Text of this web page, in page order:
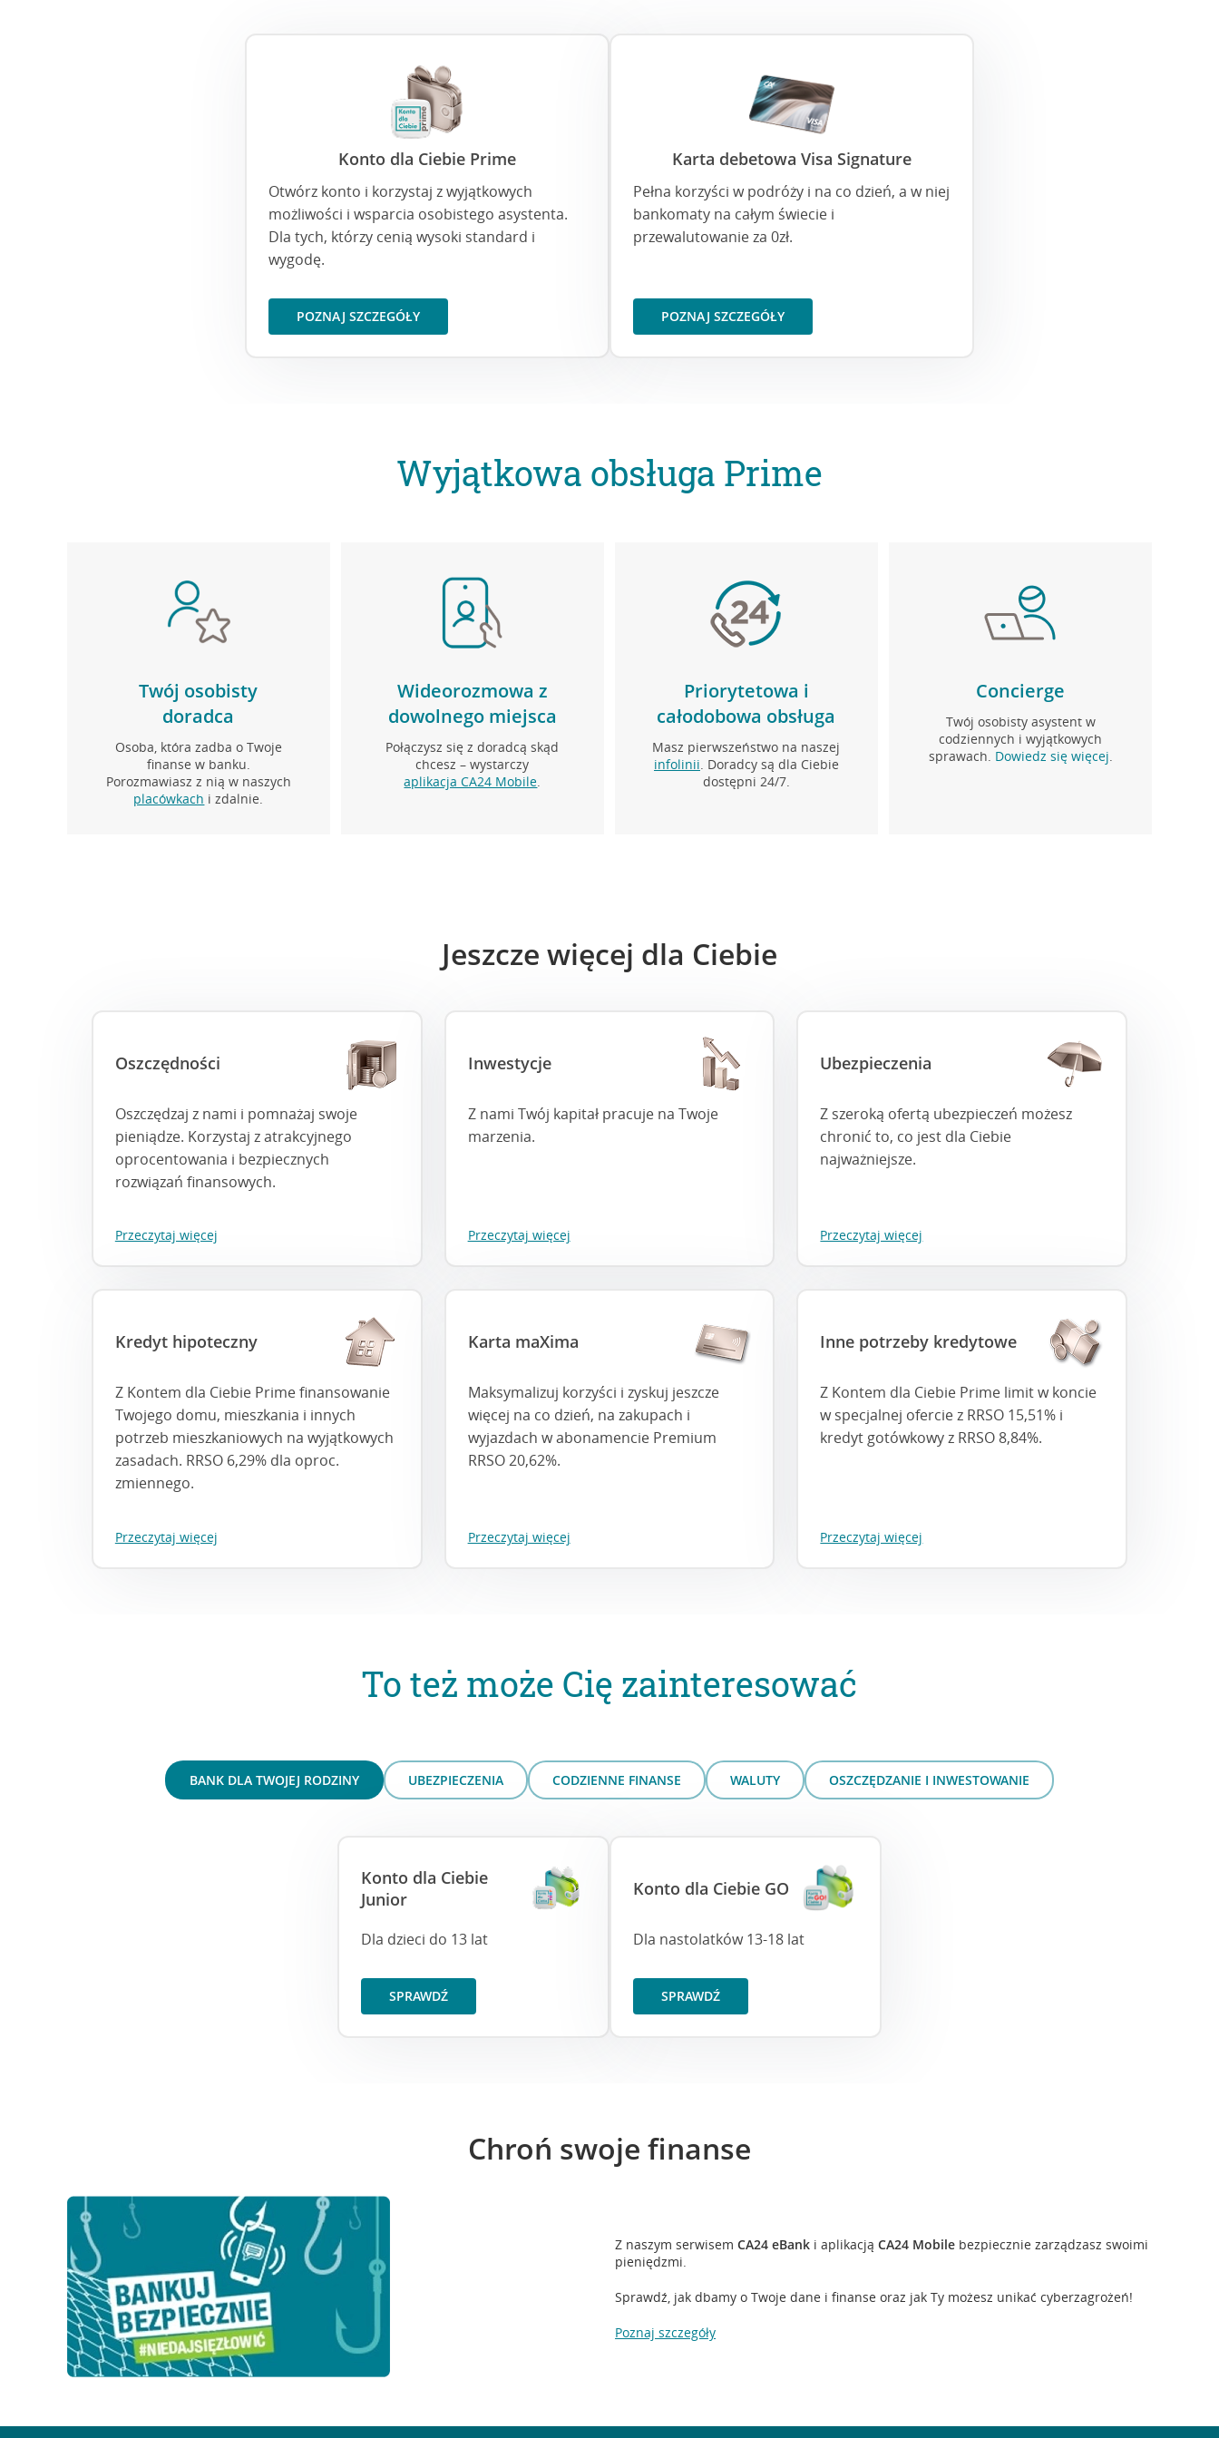
Konto dla Ciebie Prime
Otwórz konto i korzystaj z wyjątkowych
możliwości i wsparcia osobistego asystenta.
Dla tych, którzy cenią wysoki standard i
wygodę.
POZNAJ SZCZEGÓŁY
Karta debetowa Visa Signature
Pełna korzyści w podróży i na co dzień, a w niej
bankomaty na całym świecie i
przewalutowanie za 0zł.
POZNAJ SZCZEGÓŁY
Wyjątkowa obsługa Prime
Twój osobisty
doradca
Osoba, która zadba o Twoje
finanse w banku.
Porozmawiasz z nią w naszych
placówkach i zdalnie.
Wideorozmowa z
dowolnego miejsca
Połączysz się z doradcą skąd
chcesz – wystarczy
aplikacja CA24 Mobile.
Priorytetowa i
całodobowa obsługa
Masz pierwszeństwo na naszej
infolinii. Doradcy są dla Ciebie
dostępni 24/7.
Concierge
Twój osobisty asystent w
codziennych i wyjątkowych
sprawach. Dowiedz się więcej.
Jeszcze więcej dla Ciebie
Oszczędności
Oszczędzaj z nami i pomnażaj swoje
pieniądze. Korzystaj z atrakcyjnego
oprocentowania i bezpiecznych
rozwiązań finansowych.
Przeczytaj więcej
Inwestycje
Z nami Twój kapitał pracuje na Twoje
marzenia.
Przeczytaj więcej
Ubezpieczenia
Z szeroką ofertą ubezpieczeń możesz
chronić to, co jest dla Ciebie
najważniejsze.
Przeczytaj więcej
Kredyt hipoteczny
Z Kontem dla Ciebie Prime finansowanie
Twojego domu, mieszkania i innych
potrzeb mieszkaniowych na wyjątkowych
zasadach. RRSO 6,29% dla oproc.
zmiennego.
Przeczytaj więcej
Karta maXima
Maksymalizuj korzyści i zyskuj jeszcze
więcej na co dzień, na zakupach i
wyjazdach w abonamencie Premium
RRSO 20,62%.
Przeczytaj więcej
Inne potrzeby kredytowe
Z Kontem dla Ciebie Prime limit w koncie
w specjalnej ofercie z RRSO 15,51% i
kredyt gotówkowy z RRSO 8,84%.
Przeczytaj więcej
To też może Cię zainteresować
BANK DLA TWOJEJ RODZINY UBEZPIECZENIA CODZIENNE FINANSE WALUTY OSZCZĘDZANIE I INWESTOWANIE
Konto dla Ciebie
Junior
Dla dzieci do 13 lat
SPRAWDŹ
Konto dla Ciebie GO
Dla nastolatków 13-18 lat
SPRAWDŹ
Chroń swoje finanse
Z naszym serwisemCA24 eBank i aplikacjąCA24 Mobile bezpiecznie zarządzasz swoimi
pieniędzmi.
Sprawdź, jak dbamy o Twoje dane i finanse oraz jak Ty możesz unikać cyberzagrożeń!
Poznaj szczegóły